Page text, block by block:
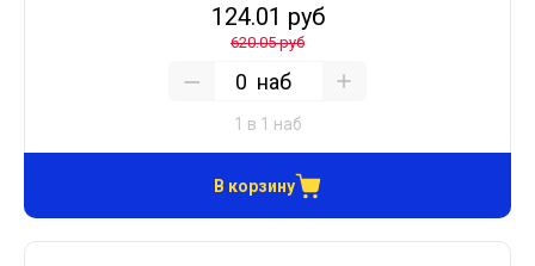
124.01 руб
620.05 руб
наб
1 в 1 наб
В корзину